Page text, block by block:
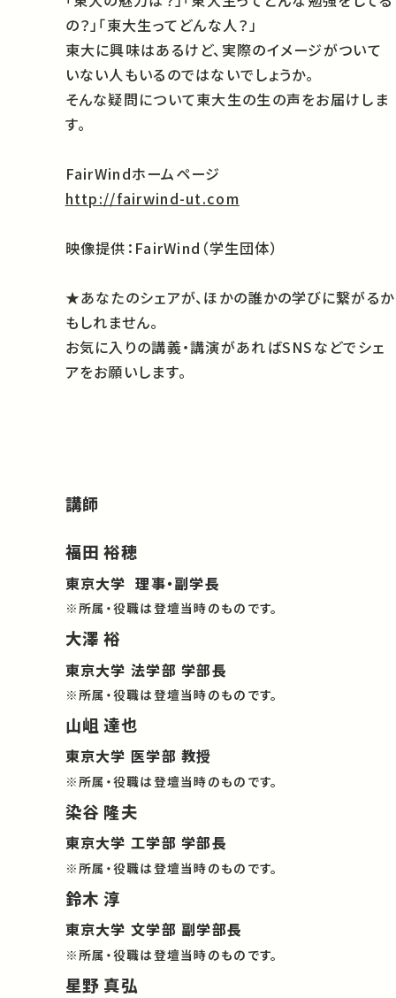
の？」「東大生ってどんな人？」
東大に興味はあるけど、実際のイメージがついて
いない人もいるのではないでしょうか。
そんな疑問について東大生の生の声をお届けしま
す。
FairWindホームページ
http://fairwind-ut.com
映像提供：FairWind（学生団体）
★あなたのシェアが、ほかの誰かの学びに繋がるか
もしれません。
お気に入りの講義・講演があればSNSなどでシェ
アをお願いします。
講師
福田 裕穂
東京大学 理事・副学長
※所属・役職は登壇当時のものです。
大澤 裕
東京大学 法学部 学部長
※所属・役職は登壇当時のものです。
山岨 達也
東京大学 医学部 教授
※所属・役職は登壇当時のものです。
染谷 隆夫
東京大学 工学部 学部長
※所属・役職は登壇当時のものです。
鈴木 淳
東京大学 文学部 副学部長
※所属・役職は登壇当時のものです。
星野 真弘